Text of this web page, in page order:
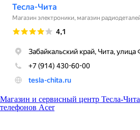
Магазин и сервисный центр Тесла-Чита
телефонов Acer